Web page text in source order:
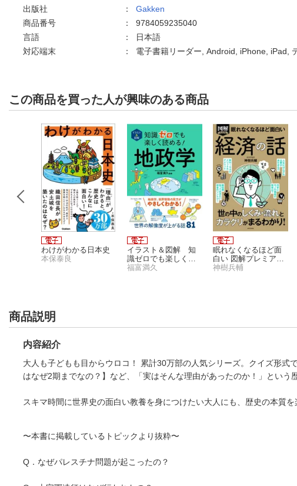
出版社
： Gakken
商品番号
： 9784059235040
言語
：
日本語
対応端末
： 電子書籍リーダー, Android, iPhone, iPad,
この商品を買った人が興味のある商品
わけがわかる日本史
本保泰良
イラスト＆図解 知
識ゼロでも楽しく読
める！ 地政学
福富満久
眠れなくなるほど面
白い 図解プレミアム
経済の話
神樹兵輔
商品説明
内容紹介
大人も子どもも目からウロコ！ 累計30万部の人気シリーズ。クイズ形
はなぜ2期までなの？】など、「実はそんな理由があったのか！」という
スキマ時間に世界史の面白い教養を身につけたい大人にも、歴史の本質
〜本書に掲載しているトピックより抜粋〜
Q．なぜパレスチナ問題が起こったの？